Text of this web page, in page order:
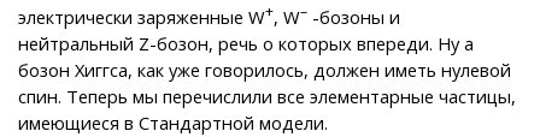
электрически заряженные W+, W– -бозоны и
нейтральный Z-бозон, речь о которых впереди. Ну а
бозон Хиггса, как уже говорилось, должен иметь нулевой
спин. Теперь мы перечислили все элементарные частицы,
имеющиеся в Стандартной модели.